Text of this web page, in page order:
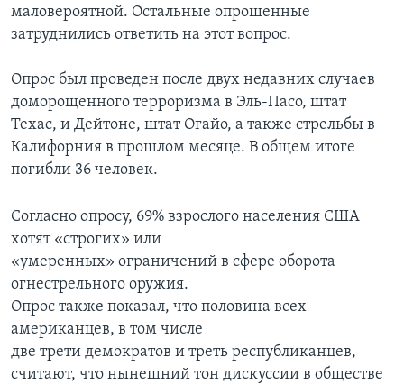
маловероятной. Остальные опрошенные
затруднились ответить на этот вопрос.
Опрос был проведен после двух недавних случаев
доморощенного терроризма в Эль-Пасо, штат
Техас, и Дейтоне, штат Огайо, а также стрельбы в
Калифорния в прошлом месяце. В общем итоге
погибли 36 человек.
Согласно опросу, 69% взрослого населения США
хотят «строгих» или
«умеренных» ограничений в сфере оборота
огнестрельного оружия.
Опрос также показал, что половина всех
американцев, в том числе
две трети демократов и треть республиканцев,
считают, что нынешний тон дискуссии в обществе